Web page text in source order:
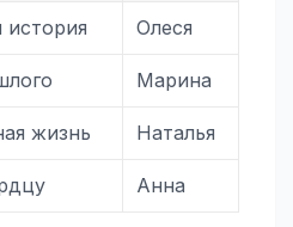
Олеся
Марина
жизнь Наталья
Анна